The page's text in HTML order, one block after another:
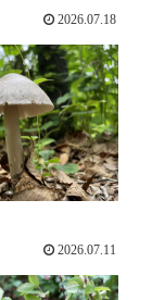
2026.07.18
2026.07.11